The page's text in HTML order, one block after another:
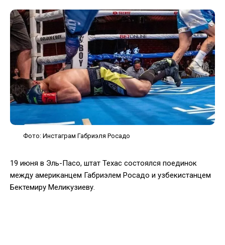
Фото: Инстаграм Габриэля Росадо
19 июня в Эль-Пасо, штат Техас состоялся поединок
между американцем Габриэлем Росадо и узбекистанцем
Бектемиру Меликузиеву.